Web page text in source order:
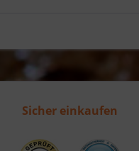
Sicher einkaufen